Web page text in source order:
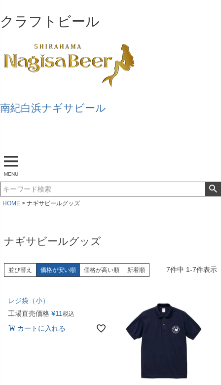
クラフトビール
南紀白浜ナギサビール
MENU
HOME ナギサビールグッズ
ナギサビールグッズ
並び替え 価格が安い順 価格が高い順 新着順 7件中 1-7件表示
レジ袋（小）
工場直売価格 ¥11 税込
カートに入れる